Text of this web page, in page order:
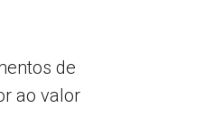
de
ao valor